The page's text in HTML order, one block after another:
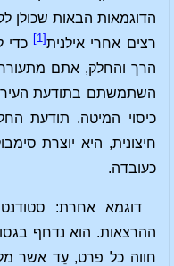
הדוגמאות הבאות שכולן
רצים אחרי אילנית[1]
כדי
הרך והחלק, אתם
השתמשתם בתודעת
כיסוי המיטה. תודעת
חיצונית, היא יוצרת
כעובדה.
דוגמא אחרת:
ההרצאות. הוא נדחף
חווה כל פרט, עֵד אשר